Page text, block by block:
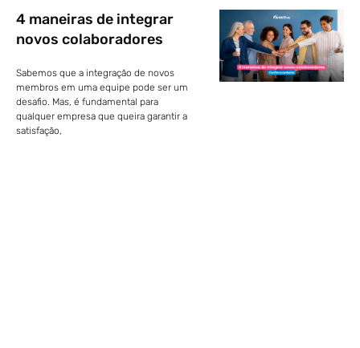
4 maneiras de integrar
novos colaboradores
Sabemos que a integração de novos
membros em uma equipe pode ser um
desafio. Mas, é fundamental para
qualquer empresa que queira garantir a
satisfação,